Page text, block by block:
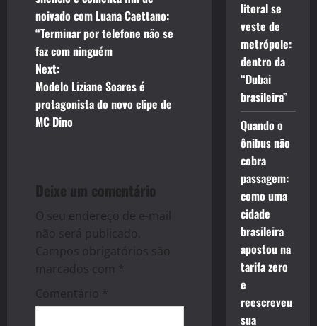
s
t
n
a
g
a
t
i
noivado com Luana Caettano:
“Terminar por telefone não se
faz com ninguém
Next:
Modelo Liziane Soares é
protagonista do novo clipe de
MC Dino
Deixe um comentário
O seu endereço de e-mail
não será publicado.
Campos obrigatórios são
marcados com *
Comentário *
litoral se
veste de
metrópole:
dentro da
“Dubai
brasileira”
Quando o
ônibus não
cobra
passagem:
como uma
cidade
brasileira
apostou na
tarifa zero
e
reescreveu
sua